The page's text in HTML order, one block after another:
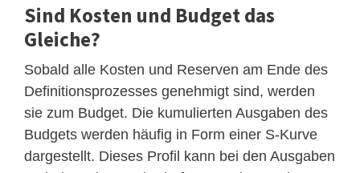
Sind Kosten und Budget das
Gleiche?
Sobald alle Kosten und Reserven am Ende des
Definitionsprozesses genehmigt sind, werden
sie zum Budget. Die kumulierten Ausgaben des
Budgets werden häufig in Form einer S-Kurve
dargestellt. Dieses Profil kann bei den Ausgaben